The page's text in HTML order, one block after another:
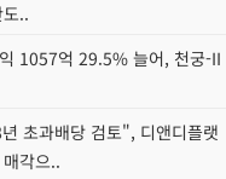
..
1057억 29.5% 늘어, 천궁-II
초과배당 검토", 디앤디플랫
각으..